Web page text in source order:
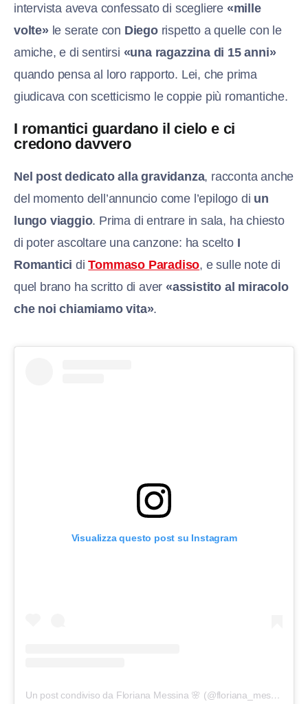
intervista aveva confessato di scegliere «mille
volte»le serate con Diegorispetto a quelle con le
amiche, e di sentirsi «una ragazzina di 15 anni»
quando pensa al loro rapporto. Lei, che prima
giudicava con scetticismo le coppie più romantiche.
I romantici guardano il cielo e ci
credono davvero​
Nel post dedicato alla gravidanza, racconta anche
del momento dell’annuncio come l’epilogo di un
lungo viaggio. Prima di entrare in sala, ha chiesto
di poter ascoltare una canzone: ha sceltoI
Romantici diTommaso Paradiso, e sulle note di
quel brano ha scritto di aver«assistito al miracolo
che noi chiamiamo vita».
Visualizza questo post su Instagram
Un post condiviso da Floriana Messina 🌸 (@floriana_messina)